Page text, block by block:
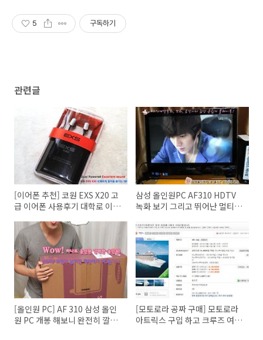
5 구독하기
관련글
[이어폰 추천] 코원 EXS X20 고
급 이어폰 사용후기 대학로 이어
삼성 올인원PC AF310 HDTV
녹화 보기 그리고 뛰어난 멀티미
웹하드 나스 이용하기
[올인원 PC] AF 310 삼성 올인
원 PC 개봉 해보니 완전히 깔끔
[모토로라 공짜 구매] 모토로라
아트릭스 구입 하고 크루즈 여행